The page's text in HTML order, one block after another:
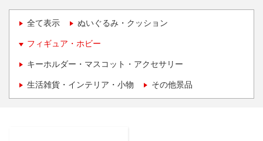
全て表示 ぬいぐるみ・クッション
フィギュア・ホビー
キーホルダー・マスコット・アクセサリー
生活雑貨・インテリア・小物 その他景品